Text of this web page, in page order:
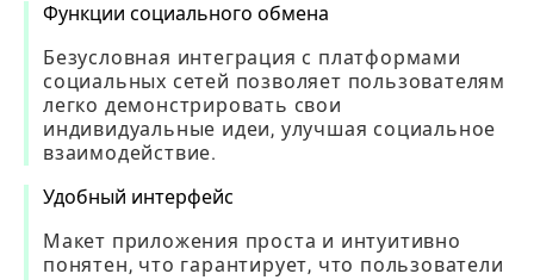
Функции социального обмена
Безусловная интеграция с платформами
социальных сетей позволяет пользователям
легко демонстрировать свои
индивидуальные идеи, улучшая социальное
взаимодействие.
Удобный интерфейс
Макет приложения проста и интуитивно
понятен, что гарантирует, что пользователи